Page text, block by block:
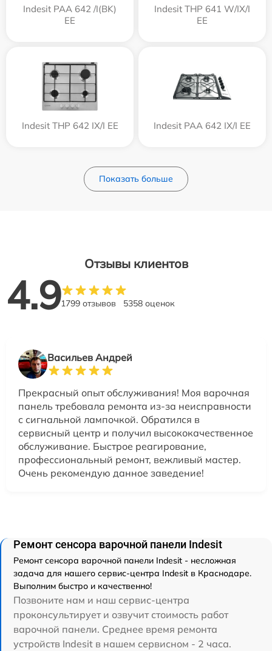
Indesit PAA 642 /I(BK)
EE
Indesit THP 641 W/IX/I
EE
Indesit THP 642 IX/I EE Indesit PAA 642 IX/I EE
Показать больше
Отзывы клиентов
4.91799 отзывов 5358 оценок
Васильев Андрей
Прекрасный опыт обслуживания! Моя варочная
панель требовала ремонта из-за неисправности
с сигнальной лампочкой. Обратился в
сервисный центр и получил высококачественное
обслуживание. Быстрое реагирование,
профессиональный ремонт, вежливый мастер.
Очень рекомендую данное заведение!
Ремонт сенсора варочной панели Indesit
Ремонт сенсора варочной панели Indesit - несложная
задача для нашего сервис-центра Indesit в Краснодаре.
Выполним быстро и качественно!
Позвоните нам и наш сервис-центра
проконсультирует и озвучит стоимость работ
варочной панели. Среднее время ремонта
устройств Indesit в нашем сервисном - 2 часа.